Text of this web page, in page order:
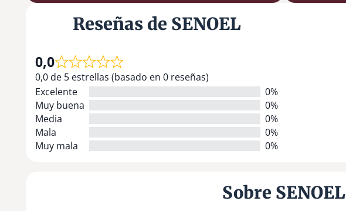
Reseñas de SENOEL
0,0
0,0 de 5 estrellas (basado en 0 reseñas)
Excelente
0%
Muy buena
0%
Media
0%
Mala
0%
Muy mala
0%
Sobre SENOEL